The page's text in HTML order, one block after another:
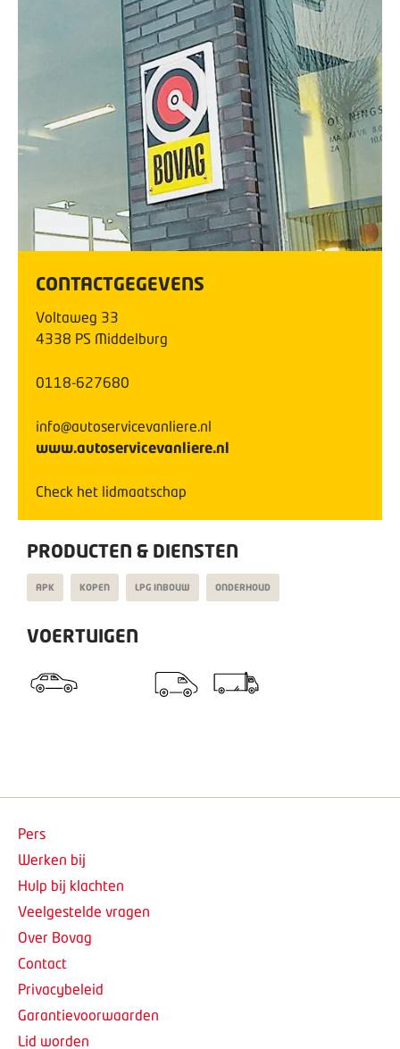
CONTACTGEGEVENS
Voltaweg 33
4338 PS Middelburg
0118-627680
info@autoservicevanliere.nl
www.autoservicevanliere.nl
Check het lidmaatschap
PRODUCTEN & DIENSTEN
APK KOPEN LPG INBOUW ONDERHOUD
VOERTUIGEN
Pers
Werken bij
Hulp bij klachten
Veelgestelde vragen
Over Bovag
Contact
Privacybeleid
Garantievoorwaarden
Lid worden